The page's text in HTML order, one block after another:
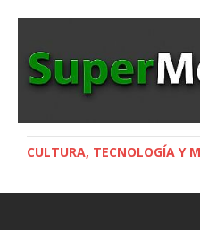
CULTURA, TECNOLOGÍA Y